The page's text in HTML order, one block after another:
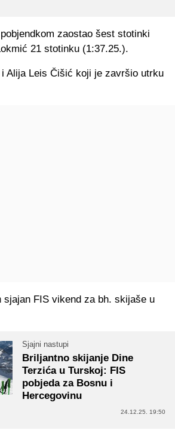
zaostao šest stotinki
21 stotinku (1:37.25.).
Alija Leis Čišić koji je završio utrku
sjajan FIS vikend za bh. skijaše u
Sjajni nastupi
Briljantno skijanje Dine
Terzića u Turskoj: FIS
pobjeda za Bosnu i
Hercegovinu
24.12.25. 19:50